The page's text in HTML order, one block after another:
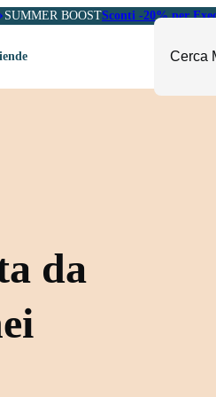
SUMMER BOOSTSconti -20% per
e Pharma
Amministrazione
da